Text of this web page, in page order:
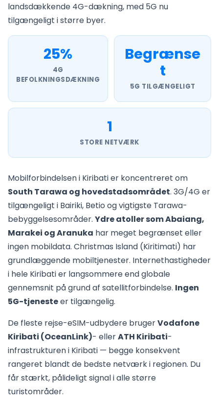
landsdækkende 4G-dækning, med 5G nu
tilgængeligt i større byer.
25%
4G
BEFOLKNINGSDÆKNING
Begrænse
t
5G TILGÆNGELIGT
1
STORE NETVÆRK
Mobilforbindelsen i Kiribati er koncentreret om
South Tarawa og hovedstadsområdet. 3G/4G er
tilgængeligt i Bairiki, Betio og vigtigste Tarawa-
bebyggelsesområder. Ydre atoller som Abaiang,
Marakei og Aranuka har meget begrænset eller
ingen mobildata. Christmas Island (Kiritimati) har
grundlæggende mobiltjenester. Internethastigheder
i hele Kiribati er langsommere end globale
gennemsnit på grund af satellitforbindelse. Ingen
5G-tjenesteer tilgængelig.
De fleste rejse-eSIM-udbydere brugerVodafone
Kiribati (OceanLink)- ellerATH Kiribati-
infrastrukturen i Kiribati — begge konsekvent
rangeret blandt de bedste netværk i regionen. Du
får stærkt, pålideligt signal i alle større
turistområder.